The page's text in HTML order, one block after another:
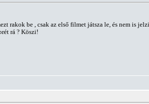
rakok be , csak az első filmet játsza le, és nem is
rá ? Köszi!